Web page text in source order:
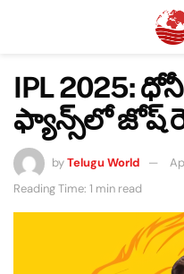
IPL 2025: ధోనీ
ఫ్యాన్స్‌లో జోష్
byTelugu World
Reading Time: 1 min read